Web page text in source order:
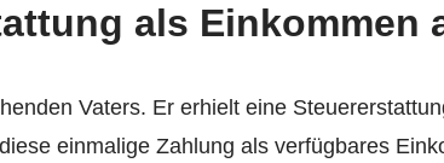
als Einkommen
Vaters. Er erhielt eine
einmalige Zahlung als verfügbares